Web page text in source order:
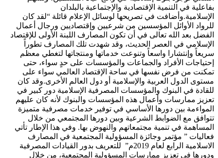
بفاعلية في التنمية الإقتصادية والإجتماعية بالبلدان
الإسلامية.وأضافت في تصريحها لوسائل الإعلام قائلة “لقد كان
للرواد الأوائل المؤسسين من شرعيين وإقتصاديين ورجال أعمال
الفضل بعد الله تعالى في أن تكون المصارف اللبنة الأولى للإقتصاد
الإسلامي في العصر الحديث، وقد شهدت تلك المصارف تطوراً
سريعاً وإنتشارا واسعاً وتنوعت خدماتها ومنتجاتها لتغطي معظم
إحتياجات الأفراد والجماعات والمؤسسات على حدٍ سواء، حتى
تمكنت من فرض نفسها في ساحة الإقتصاد العالمي سواء على
مستوى الدول العربية والإسلامية أو دول العالم الأخرى.وقد كان
للقادة في البنوك والمؤسسات المصرفية الإسلامية دور كبير في
تعزيز ممارسات وأعمال هذه المؤسسات والبنوك لأنه كان عليهم
المواءمة بين دورها الأساسي في توفير خدمات مصرفية متميزة
تتوافق مع الضوابط الشرعية وبين دورها المجتمعي من خلال
المساهمة في تنمية مجتمعاتهم والنهوض بها. وفي هذا الإطار تأتي
فعاليات ” مؤتمر وجائزة المسؤولية المجتمعية في المصارف
الاسلامية الرابع لعام 2019م” للتعريف بدور القيادات المصرفية
ودورها في تعزيز ممارسات المسؤولية المجتمعية، من خلال